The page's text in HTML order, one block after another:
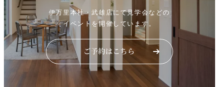
伊万里本社・武雄店にて見学会などの
イベントを開催しています。